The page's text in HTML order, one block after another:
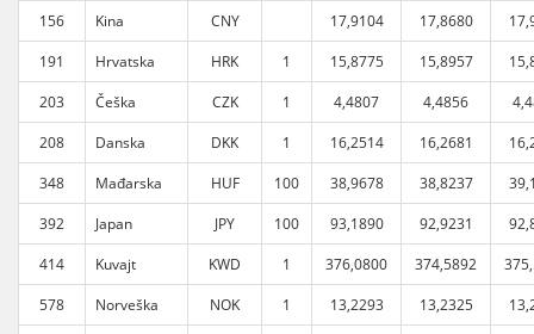
156
Kina CNY 17,9104 17,8680
191
Hrvatska HRK 1 15,8775 15,8957
203
Češka CZK 1 4,4807 4,4856
208
Danska DKK 1 16,2514 16,2681
348
Mađarska HUF 100 38,9678 38,8237
392
Japan JPY 100 93,1890 92,9231
414
Kuvajt KWD 1 376,0800 374,5892
578
Norveška NOK 1 13,2293 13,2325